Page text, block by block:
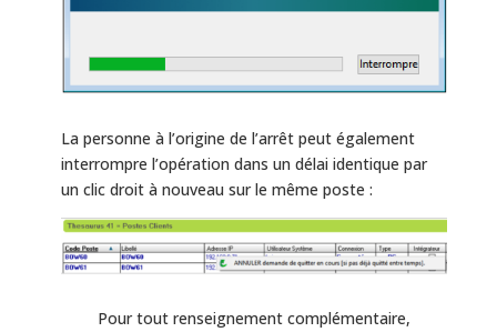
La personne à l’origine de l’arrêt peut également
interrompre l’opération dans un délai identique par
un clic droit à nouveau sur le même poste :
Pour tout renseignement complémentaire,